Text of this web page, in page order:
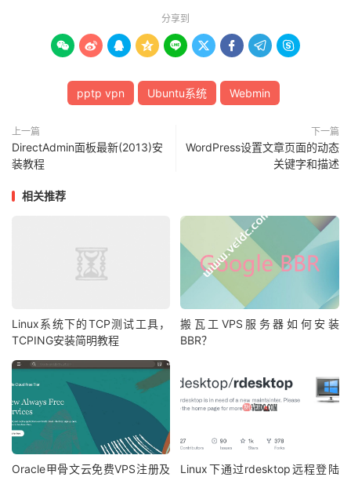
分享到
        
pptp vpn Ubuntu系统 Webmin
上一篇
DirectAdmin面板最新(2013)安
装教程
下一篇
WordPress设置文章页面的动态
关键字和描述
相关推荐
Linux系统下的TCP测试工具，
TCPING安装简明教程
搬瓦工VPS服务器如何安装
BBR？
Oracle甲骨文云免费VPS注册及
Linux下通过rdesktop远程登陆